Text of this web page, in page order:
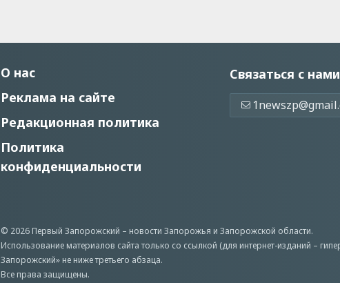
О нас
Реклама на сайте
Редакционная политика
Политика
конфиденциальности
Связаться с
© 2026 Первый Запорожский – новости Запорожья и Запорожской области.
Использование материалов сайта только со ссылкой (для интернет-изданий –
Запорожский» не ниже третьего абзаца.
Все права защищены.